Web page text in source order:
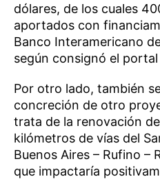
dólares, de los cuales
aportados con
Banco Interamericano
según consignó el portal
Por otro lado, también
concreción de otro
trata de la renovación
kilómetros de vías del
Buenos Aires – Rufino –
que impactaría